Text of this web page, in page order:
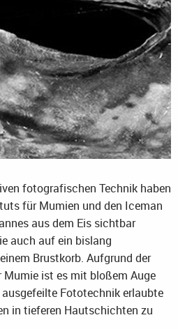
fotografischen Technik haben
für Mumien und den Iceman
aus dem Eis sichtbar
auch auf ein bislang
Brustkorb. Aufgrund der
ist es mit bloßem Auge
ausgefeilte Fototechnik erlaubte
in tieferen Hautschichten zu